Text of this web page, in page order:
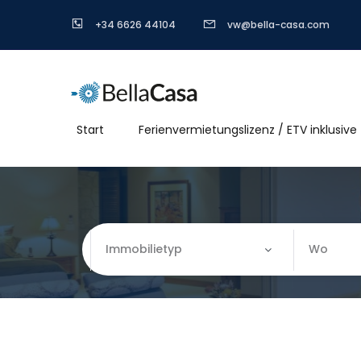
+34 6626 44104 vw@bella-casa.com
Start Ferienvermietungslizenz / ETV inklusive
Immobilietyp
Immobilietyp
Wo